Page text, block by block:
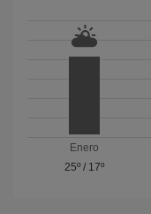
Enero
25º/ 17º